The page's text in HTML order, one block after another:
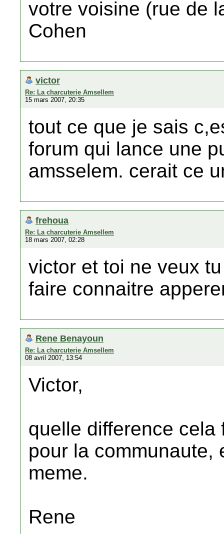
votre voisine (rue de
Cohen
victor
Re: La charcuterie Amsellem
15 mars 2007, 20:35
tout ce que je sais
forum qui lance une
amsselem. cerait ce
frehoua
Re: La charcuterie Amsellem
18 mars 2007, 02:28
victor et toi ne veux
faire connaitre
Rene Benayoun
Re: La charcuterie Amsellem
08 avril 2007, 13:54
Victor,
quelle difference
pour la communaute,
meme.
Rene